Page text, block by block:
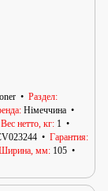
Раздел
Німеччина
Вес нетто, кг 1
Гарантия
мм 105